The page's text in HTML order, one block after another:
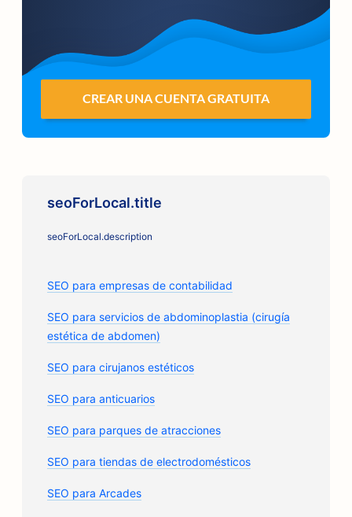
CREAR UNA CUENTA GRATUITA
seoForLocal.title
seoForLocal.description
SEO para empresas de contabilidad
SEO para servicios de abdominoplastia (cirugía
estética de abdomen)
SEO para cirujanos estéticos
SEO para anticuarios
SEO para parques de atracciones
SEO para tiendas de electrodomésticos
SEO para Arcades